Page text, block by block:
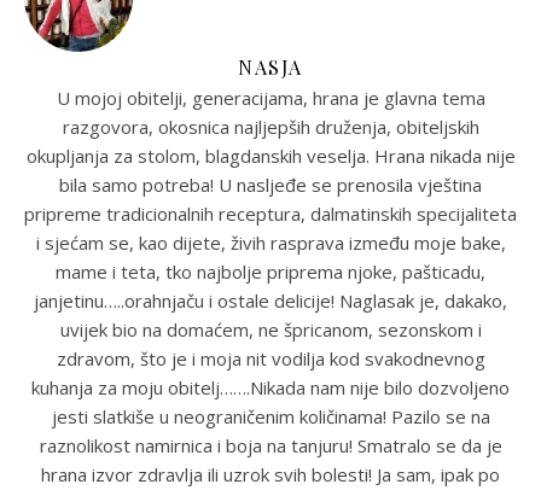
NASJA
U mojoj obitelji, generacijama, hrana je glavna tema
razgovora, okosnica najljepših druženja, obiteljskih
okupljanja za stolom, blagdanskih veselja. Hrana nikada nije
bila samo potreba! U nasljeđe se prenosila vještina
pripreme tradicionalnih receptura, dalmatinskih specijaliteta
i sjećam se, kao dijete, živih rasprava između moje bake,
mame i teta, tko najbolje priprema njoke, pašticadu,
janjetinu…..orahnjaču i ostale delicije! Naglasak je, dakako,
uvijek bio na domaćem, ne špricanom, sezonskom i
zdravom, što je i moja nit vodilja kod svakodnevnog
kuhanja za moju obitelj…….Nikada nam nije bilo dozvoljeno
jesti slatkiše u neograničenim količinama! Pazilo se na
raznolikost namirnica i boja na tanjuru! Smatralo se da je
hrana izvor zdravlja ili uzrok svih bolesti! Ja sam, ipak po